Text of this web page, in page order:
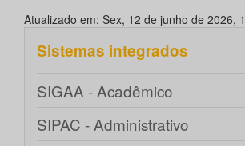
Atualizado em: Sex, 12 de junho de 2026,
Sistemas integrados
SIGAA - Acadêmico
SIPAC - Administrativo